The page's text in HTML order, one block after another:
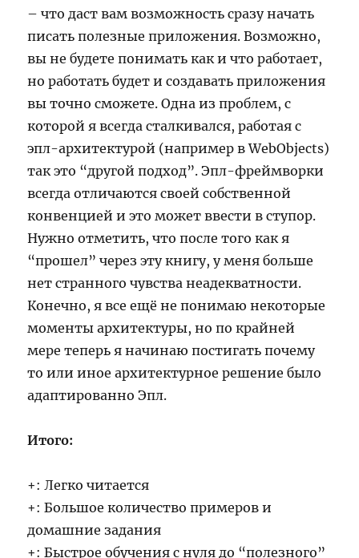
– что даст вам возможность сразу начать
писать полезные приложения. Возможно,
вы не будете понимать как и что работает,
но работать будет и создавать приложения
вы точно сможете. Одна из проблем, с
которой я всегда сталкивался, работая с
эпл-архитектурой (например в WebObjects)
так это “другой подход”. Эпл-фреймворки
всегда отличаются своей собственной
конвенцией и это может ввести в ступор.
Нужно отметить, что после того как я
“прошел” через эту книгу, у меня больше
нет странного чувства неадекватности.
Конечно, я все ещё не понимаю некоторые
моменты архитектуры, но по крайней
мере теперь я начинаю постигать почему
то или иное архитектурное решение было
адаптированно Эпл.
Итого:
+: Легко читается
+: Большое количество примеров и
домашние задания
+: Быстрое обучения с нуля до “полезного”